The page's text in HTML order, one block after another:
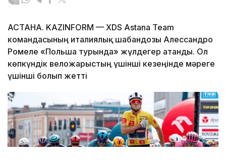
АСТАНА. KAZINFORM — XDS Astana Team
командасының италиялық шабандозы Алессандро
Ромеле «Польша турында» жүлдегер атанды. Ол
көпкүндік веложарыстың үшінші кезеңінде мәреге
үшінші болып жетті